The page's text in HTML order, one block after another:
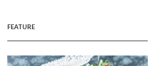
FEATURE